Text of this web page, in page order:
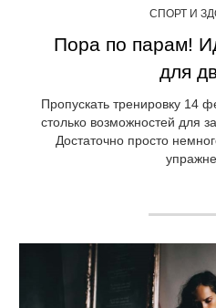
СПОРТ И
Пора по парам!
для
Пропускать тренировку 14
столько возможностей для
Достаточно просто